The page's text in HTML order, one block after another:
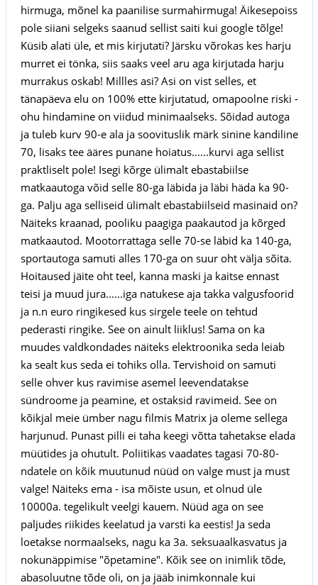
hirmuga, mõnel ka paanilise surmahirmuga! Äikesepoiss
pole siiani selgeks saanud sellist saiti kui google tõlge!
Küsib alati üle, et mis kirjutati? Järsku võrokas kes harju
murret ei tönka, siis saaks veel aru aga kirjutada harju
murrakus oskab! Millles asi? Asi on vist selles, et
tänapäeva elu on 100% ette kirjutatud, omapoolne riski -
ohu hindamine on viidud minimaalseks. Sõidad autoga
ja tuleb kurv 90-e ala ja soovituslik märk sinine kandiline
70, lisaks tee ääres punane hoiatus......kurvi aga sellist
praktliselt pole! Isegi kõrge ülimalt ebastabiilse
matkaautoga võid selle 80-ga läbida ja läbi häda ka 90-
ga. Palju aga selliseid ülimalt ebastabiilseid masinaid on?
Näiteks kraanad, pooliku paagiga paakautod ja kõrged
matkaautod. Mootorrattaga selle 70-se läbid ka 140-ga,
sportautoga samuti alles 170-ga on suur oht välja sõita.
Hoitaused jäite oht teel, kanna maski ja kaitse ennast
teisi ja muud jura......iga natukese aja takka valgusfoorid
ja n.n euro ringikesed kus sirgele teele on tehtud
pederasti ringike. See on ainult liiklus! Sama on ka
muudes valdkondades näiteks elektroonika seda leiab
ka sealt kus seda ei tohiks olla. Tervishoid on samuti
selle ohver kus ravimise asemel leevendatakse
sündroome ja peamine, et ostaksid ravimeid. See on
kõikjal meie ümber nagu filmis Matrix ja oleme sellega
harjunud. Punast pilli ei taha keegi võtta tahetakse elada
müütides ja ohutult. Poliitikas vaadates tagasi 70-80-
ndatele on kõik muutunud nüüd on valge must ja must
valge! Näiteks ema - isa mõiste usun, et olnud üle
10000a. tegelikult veelgi kauem. Nüüd aga on see
paljudes riikides keelatud ja varsti ka eestis! Ja seda
loetakse normaalseks, nagu ka 3a. seksuaalkasvatus ja
nokunäppimise "õpetamine". Kõik see on inimlik tõde,
abasoluutne tõde oli, on ja jääb inimkonnale kui